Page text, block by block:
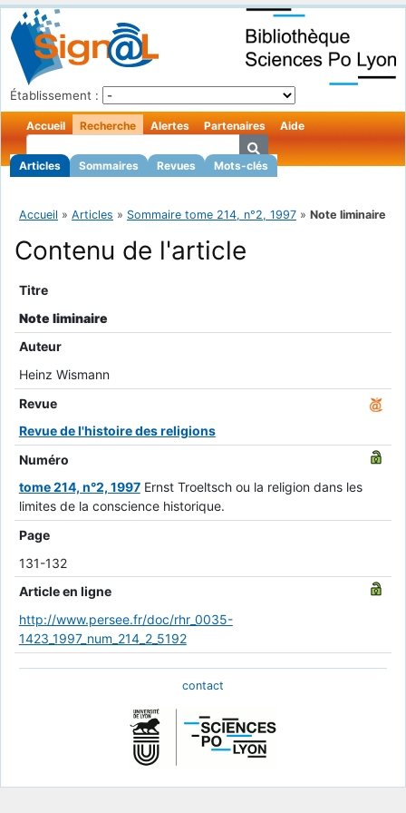
Établissement :
Accueil Recherche
Articles Sommaires Revues Mots-clés
Alertes Partenaires Aide
Accueil » Articles » Sommaire tome 214, n°2, 1997 » Note liminaire
Contenu de l'article
Titre
Note liminaire
Auteur
Heinz Wismann
Revue
Revue de l'histoire des religions
Numéro
tome 214, n°2, 1997 Ernst Troeltsch ou la religion dans les
limites de la conscience historique.
Page
131-132
Article en ligne
http://www.persee.fr/doc/rhr_0035-
1423_1997_num_214_2_5192
contact